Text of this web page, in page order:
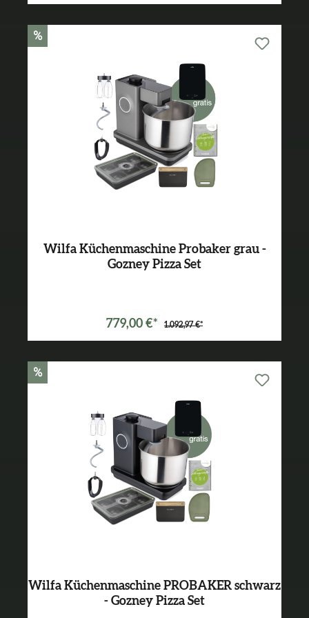
%
Wilfa Küchenmaschine Probaker grau -
Gozney Pizza Set
779,00 €* 1.092,97 €*
%
Wilfa Küchenmaschine PROBAKER schwarz
- Gozney Pizza Set